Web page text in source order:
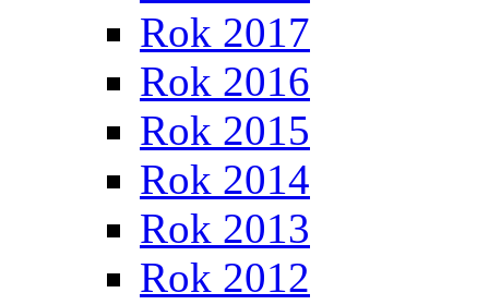
Rok 2017
Rok 2016
Rok 2015
Rok 2014
Rok 2013
Rok 2012